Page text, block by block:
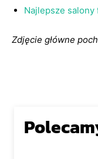
Najlepsze
Zdjęcie główne